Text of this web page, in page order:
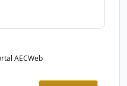
AECWeb